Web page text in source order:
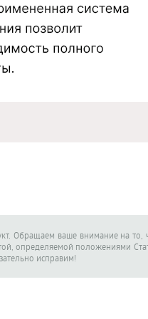
Обращаем ваше внимание на то,
определяемой положениями
исправим!